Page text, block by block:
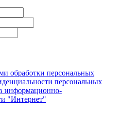
обработки персональных
персональных
информационно-
"Интернет"